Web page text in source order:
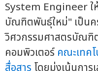
System Engineer ใ
บัณฑิตพันธุ์ใหม่" เป็น
วิศวกรรมศาสตรบัณฑิ
คอมพิวเตอร์ คณะเทค
สื่อสาร โดยมุ่งเน้นการ